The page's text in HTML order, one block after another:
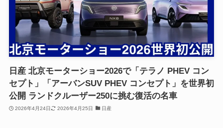
日産 北京モーターショー2026で「テラノ PHEV コン
セプト」「アーバンSUV PHEV コンセプト」を世界初
公開 ランドクルーザー250に挑む復活の名車
2026年4月24日 2026年4月25日 日産